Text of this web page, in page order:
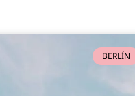
BERLÍN